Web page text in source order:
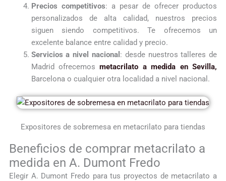
Precios competitivos: a pesar de ofrecer productos
personalizados de alta calidad, nuestros precios
siguen siendo competitivos. Te ofrecemos un
excelente balance entre calidad y precio.
Servicios a nivel nacional : desde nuestros talleres de
Madrid ofrecemos metacrilato a medida en Sevilla,
Barcelona o cualquier otra localidad a nivel nacional.
Expositores de sobremesa en metacrilato para tiendas
Beneficios de comprar metacrilato a
medida en A. Dumont Fredo
Elegir A. Dumont Fredo para tus proyectos de metacrilato a